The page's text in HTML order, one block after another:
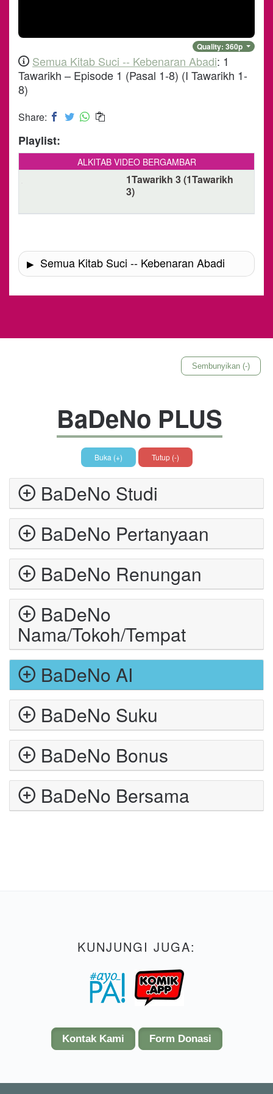
Quality: 360p
Semua Kitab Suci -- Kebenaran Abadi: 1
Tawarikh – Episode 1 (Pasal 1-8) (I Tawarikh 1-
8)
Share:
Playlist:
ALKITAB VIDEO BERGAMBAR
1Tawarikh 3 (1Tawarikh
3)
Semua Kitab Suci -- Kebenaran Abadi
Sembunyikan (-)
BaDeNo PLUS
Buka (+) Tutup (-)
BaDeNo Studi
BaDeNo Pertanyaan
BaDeNo Renungan
BaDeNo
Nama/Tokoh/Tempat
BaDeNo AI
BaDeNo Suku
BaDeNo Bonus
BaDeNo Bersama
KUNJUNGI JUGA:
Kontak Kami Form Donasi